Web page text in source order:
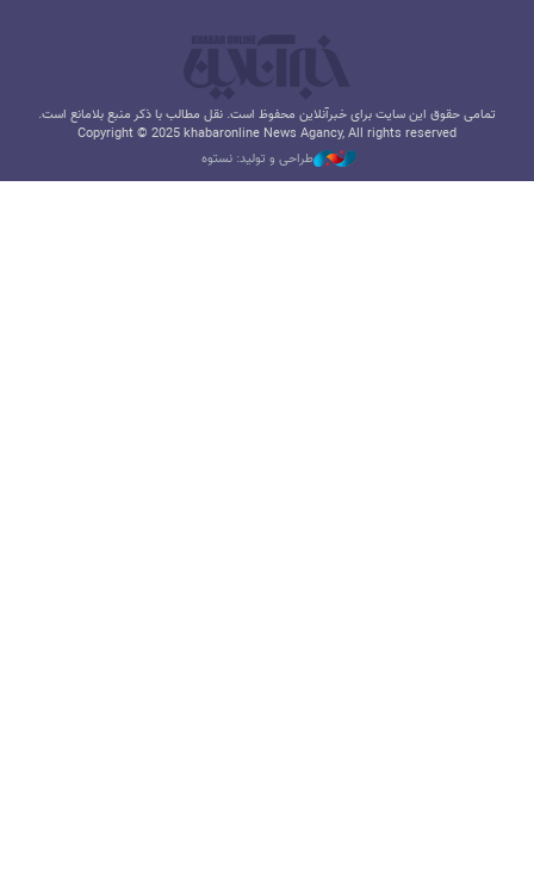
تمامی حقوق این سایت برای خبرآنلاین محفوظ است. نقل مطالب با ذکر منبع بلامانع است.
Copyright © 2025 khabaronline News Agancy, All rights reserved
طراحی و تولید: نستوه